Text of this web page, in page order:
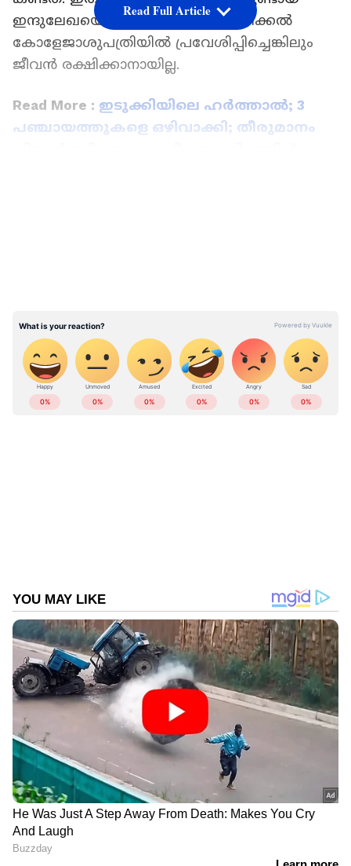
ഇന്ദുലേഖയെ ഉടൻ ആലപ്പുഴ മെഡിക്കൽ
കോളേജാശുപത്രിയിൽ പ്രവേശിപ്പിച്ചെങ്കിലും
ജീവൻ രക്ഷിക്കാനായില്ല.
Read More : ഇടുക്കിയിലെ ഹർത്താൽ; 3
പഞ്ചായത്തുകളെ ഒഴിവാക്കി; തീരുമാനം
Read Full Article
ABOUT THE AUTHOR
DOWNLOAD APP